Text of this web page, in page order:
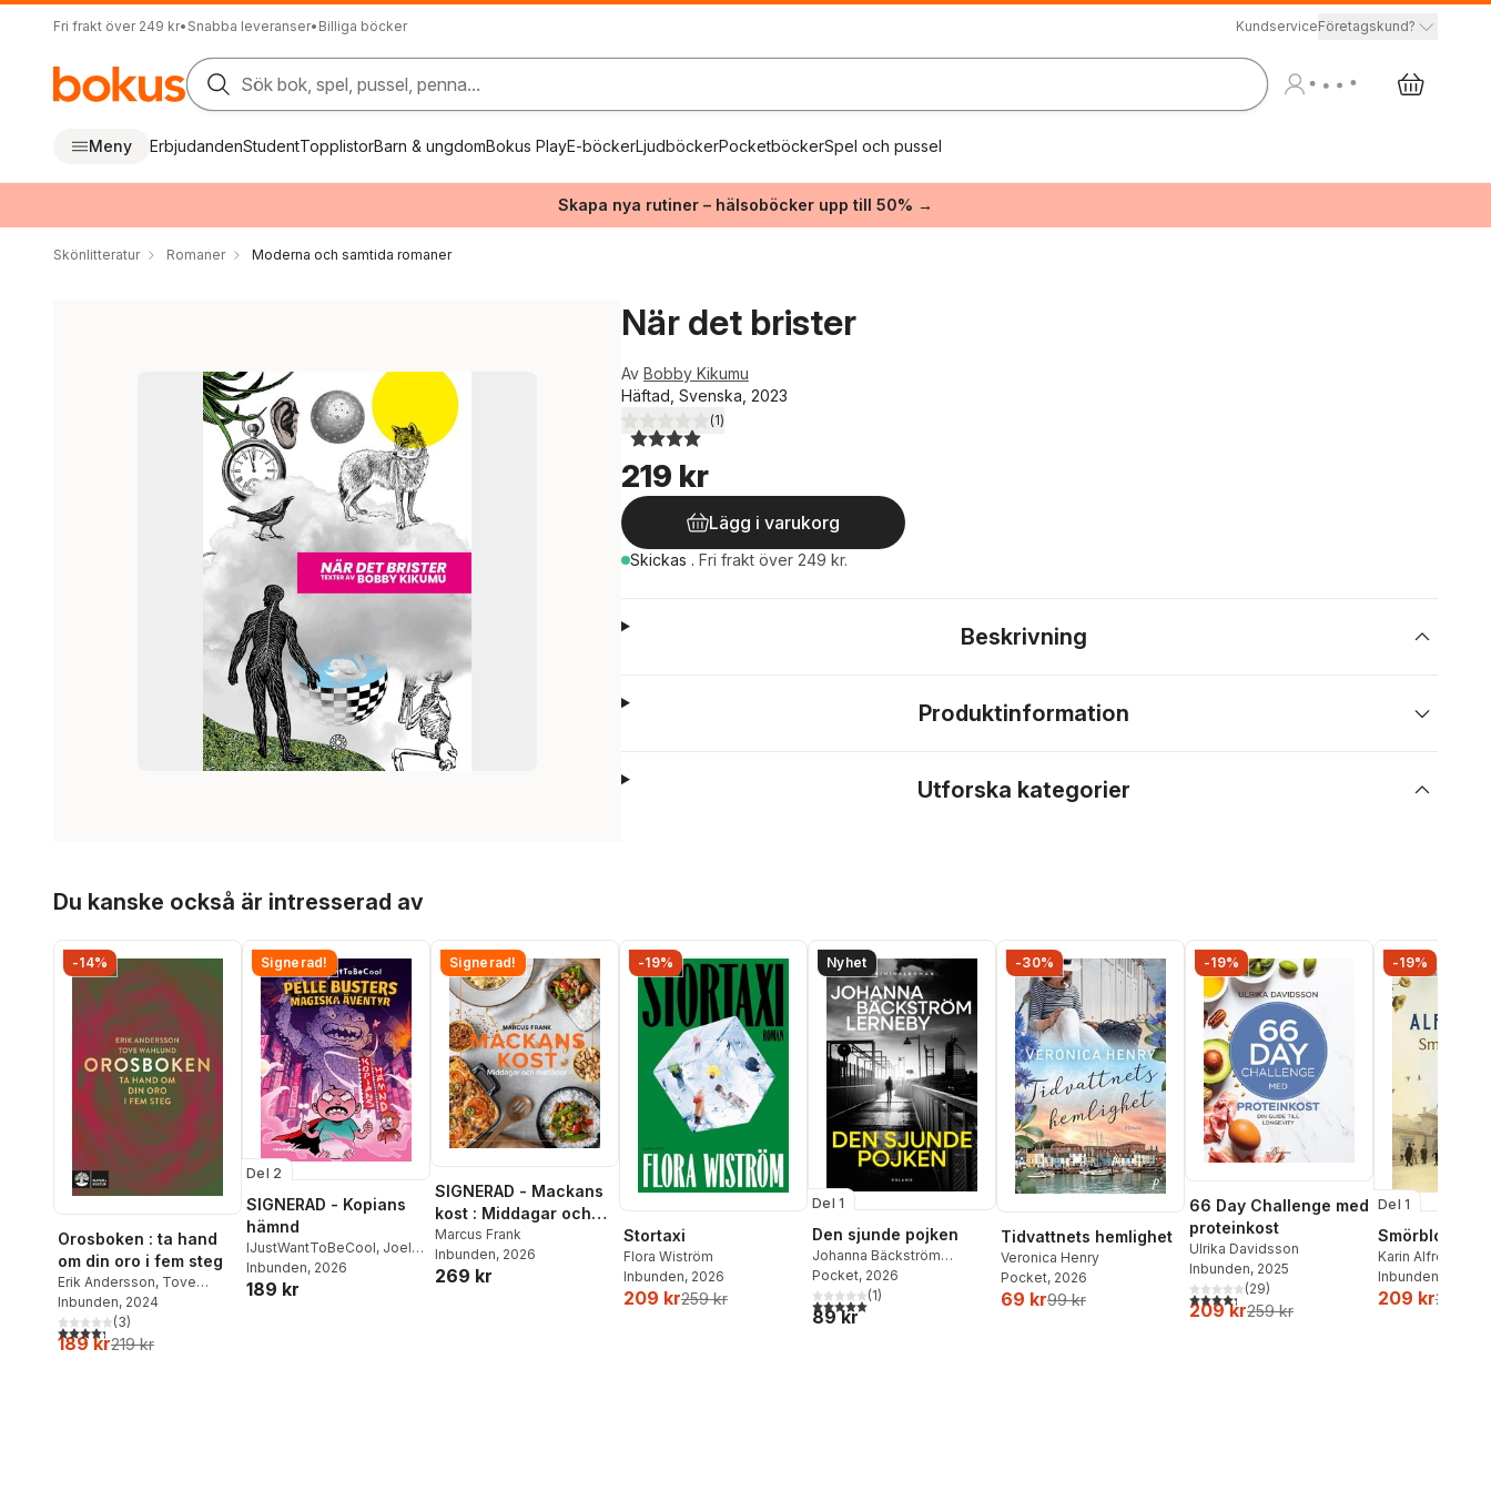
Fri frakt över 249 kr• Snabba leveranser• Billiga böcker KundserviceFöretagskund?
Sök bok, spel, pussel, penna...
Meny ErbjudandenStudentTopplistorBarn & ungdomBokus PlayE-böckerLjudböckerPocketböckerSpel och pussel
Skapa nya rutiner – hälsoböcker upp till 50% →
Skönlitteratur Romaner Moderna och samtida romaner
När det brister
Av Bobby Kikumu
Häftad, Svenska, 2023
4,0utav 5 stjärnor. Totalt antal röster:
(1)
219 kr
Lägg i varukorg
Skickas . Fri frakt över 249 kr.
Beskrivning
Produktinformation
Utforska kategorier
Du kanske också är intresserad av
-14%
Orosboken : ta hand
om din oro i fem steg
Erik Andersson, Tove
Wahlund
Inbunden, 2024
4,3utav 5 stjärnor. Totalt antal röster:
(3)
189 kr219 kr
Signerad!
Del 2
SIGNERAD - Kopians
hämnd
IJustWantToBeCool, Joel
Adolphson,Emil Ejdemo
Beer ,Victor Beer
Inbunden, 2026
189 kr
Signerad!
SIGNERAD - Mackans
kost : Middagar och
matlådor
Marcus Frank
Inbunden, 2026
269 kr
-19%
Stortaxi
Flora Wiström
Inbunden, 2026
209 kr259 kr
Nyhet
Del 1
Den sjunde pojken
Johanna Bäckström
Lerneby
Pocket, 2026
5,0utav 5 stjärnor. Totalt antal röster:
(1)
89 kr
-30%
Tidvattnets hemlighet
Veronica Henry
Pocket, 2026
69 kr99 kr
-19%
66 Day Challenge med
proteinkost
Ulrika Davidsson
Inbunden, 2025
4,3utav 5 stjärnor. Totalt antal röster:
(29)
209 kr259 kr
-19%
Del 1
Karin Alfredsson
Inbunden
209 kr259 kr